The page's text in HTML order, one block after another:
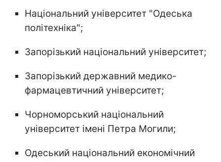
Національний університет "Одеська
політехніка";
Запорізький національний університет;
Запорізький державний медико-
фармацевтичний університет;
Чорноморський національний
університет імені Петра Могили;
Одеський національний економічний